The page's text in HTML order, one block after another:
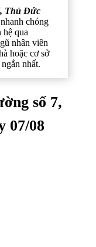
Thủ Đức
nhanh chóng
qua
nhân viên
hoặc cơ sở
nhất.
số 7,
07/08